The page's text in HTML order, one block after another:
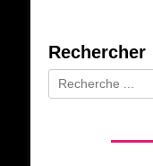
Rechercher
Rechercher :